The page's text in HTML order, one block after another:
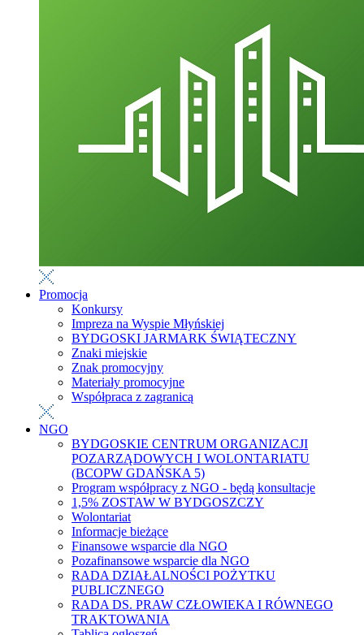
Promocja
Konkursy
Impreza na Wyspie Młyńskiej
BYDGOSKI JARMARK ŚWIĄTECZNY
Znaki miejskie
Znak promocyjny
Materiały promocyjne
Współpraca z zagranicą
NGO
BYDGOSKIE CENTRUM ORGANIZACJI
POZARZĄDOWYCH I WOLONTARIATU
(BCOPW GDAŃSKA 5)
Program współpracy z NGO - będą konsultacje
1,5% ZOSTAW W BYDGOSZCZY
Wolontariat
Informacje bieżące
Finansowe wsparcie dla NGO
Pozafinansowe wsparcie dla NGO
RADA DZIAŁALNOŚCI POŻYTKU
PUBLICZNEGO
RADA DS. PRAW CZŁOWIEKA I RÓWNEGO
TRAKTOWANIA